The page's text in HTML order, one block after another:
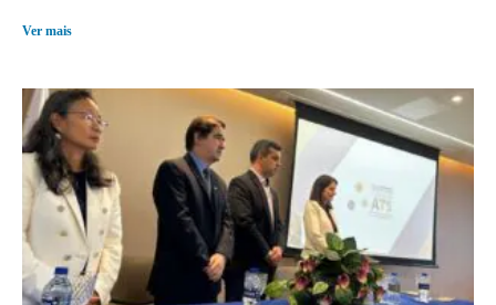
Ver mais